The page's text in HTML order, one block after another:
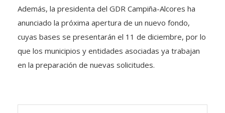
Además, la presidenta del GDR Campiña-Alcores ha
anunciado la próxima apertura de un nuevo fondo,
cuyas bases se presentarán el 11 de diciembre, por lo
que los municipios y entidades asociadas ya trabajan
en la preparación de nuevas solicitudes.